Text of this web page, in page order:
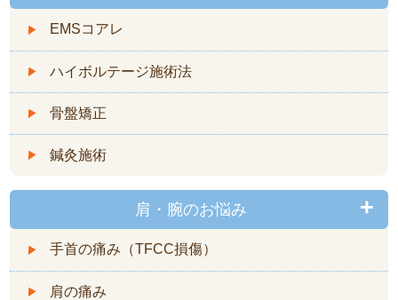
EMSコアレ
ハイボルテージ施術法
骨盤矯正
鍼灸施術
肩・腕のお悩み
手首の痛み（TFCC損傷）
肩の痛み